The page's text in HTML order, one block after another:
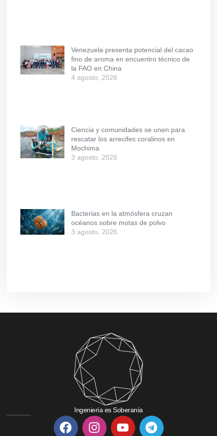
Venezuela presenta potencial del cacao
fino de aroma en encuentro técnico de
la FAO en China
4 agosto, 2026
Ciencia y comunidades se unen para
rescatar los arrecifes coralinos en
Mochima
3 agosto, 2026
Bacterias en la atmósfera cruzan
océanos sobre motas de polvo
3 agosto, 2026
Ingeniería es Soberanía